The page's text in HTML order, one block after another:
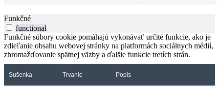
Funkčné
functional
Funkčné súbory cookie pomáhajú vykonávať určité funkcie, ako je
zdieľanie obsahu webovej stránky na platformách sociálnych médií,
zhromažďovanie spätnej väzby a ďalšie funkcie tretích strán.
Sušenka Trvanie Popis